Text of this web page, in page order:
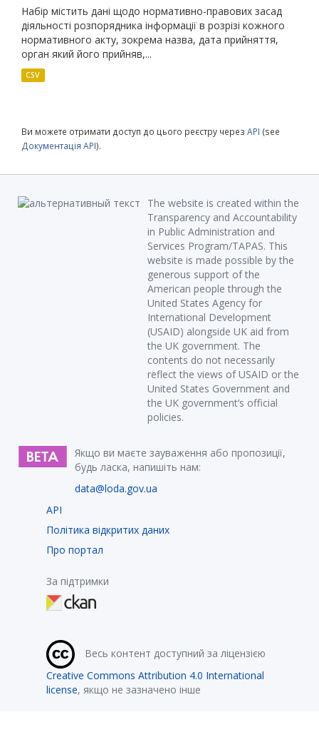
Набір містить дані щодо нормативно-правових засад
діяльності розпорядника інформації в розрізі кожного
нормативного акту, зокрема назва, дата прийняття,
орган який його прийняв,...
CSV
Ви можете отримати доступ до цього реєстру через API (see
Документація API).
The website is created within the
Transparency and Accountability
in Public Administration and
Services Program/TAPAS. This
website is made possible by the
generous support of the
American people through the
United States Agency for
International Development
(USAID) alongside UK aid from
the UK government. The
contents do not necessarily
reflect the views of USAID or the
United States Government and
the UK government’s official
policies.
Якщо ви маєте зауваження або пропозиції,
будь ласка, напишіть нам:
data@loda.gov.ua
API
Політика відкритих даних
Про портал
За підтримки
Весь контент доступний за ліцензією
Creative Commons Attribution 4.0 International
license, якщо не зазначено інше